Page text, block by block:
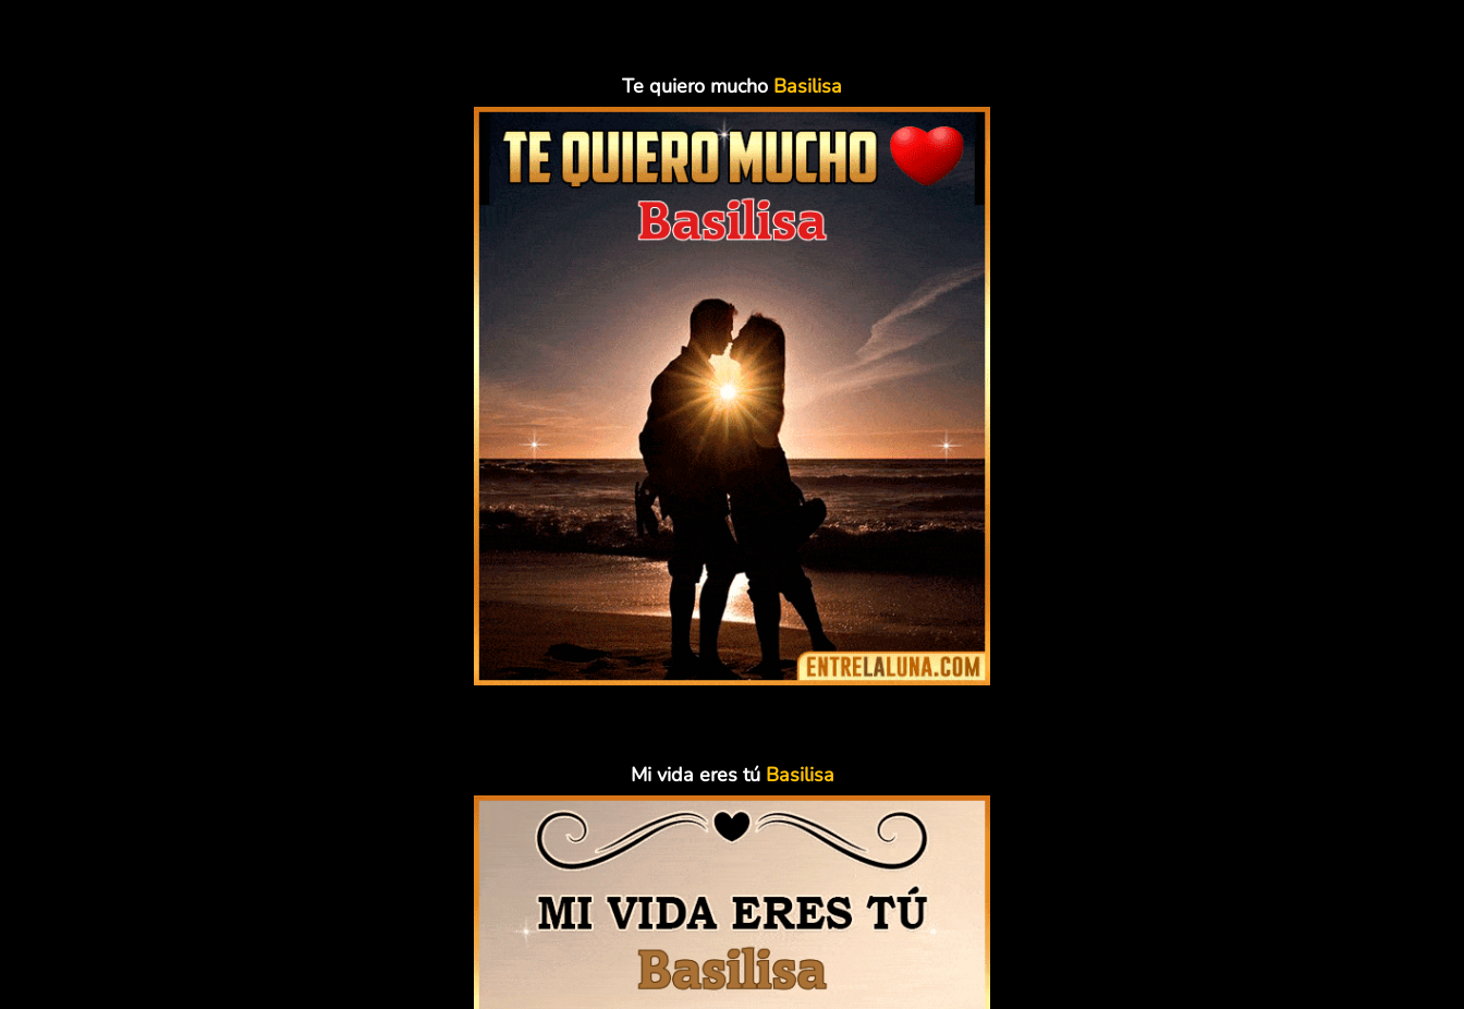
Te quiero mucho Basilisa
Mi vida eres tú Basilisa